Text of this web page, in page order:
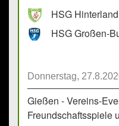
HSG Hinterland
Donnerstag,
Gießen - Vereins-
Freundschaftsspiele